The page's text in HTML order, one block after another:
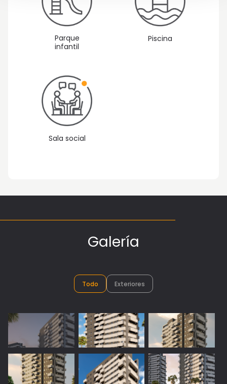
Parque
infantil
Piscina
Sala social
Galería
Todo Exteriores